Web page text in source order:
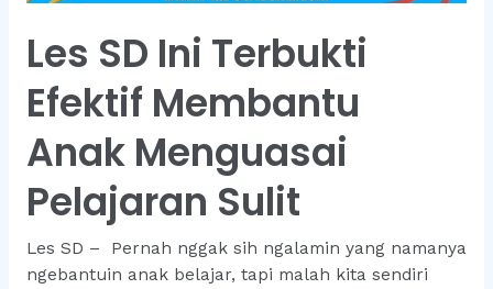
Les SD Ini Terbukti
Efektif Membantu
Anak Menguasai
Pelajaran Sulit
Les SD – Pernah nggak sih ngalamin yang namanya
ngebantuin anak belajar, tapi malah kita sendiri